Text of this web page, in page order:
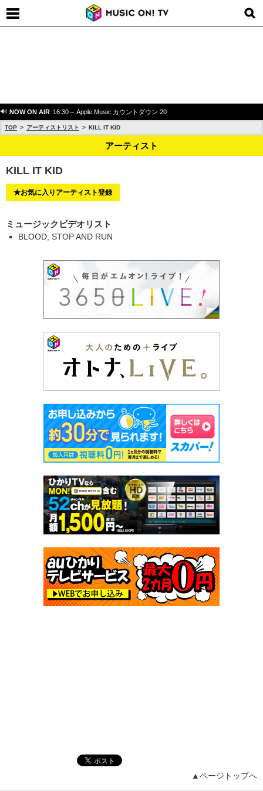
NOW ON AIR 16:30～ Apple Music カウントダウン 20
TOP アーティストリスト KILL IT KID
アーティスト
KILL IT KID
★お気に入りアーティスト登録
ミュージックビデオリスト
BLOOD, STOP AND RUN
▲ページトップへ